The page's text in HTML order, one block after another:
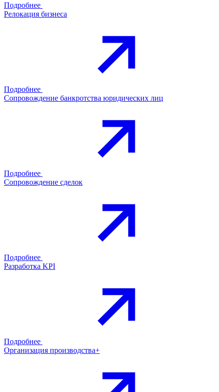
Подробнее
Релокация бизнеса
Подробнее
Сопровождение банкротства юридических лиц
Подробнее
Сопровождение сделок
Подробнее
Разработка KPI
Подробнее
Организация производства+